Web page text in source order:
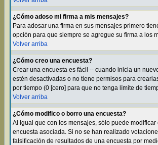
¿Cómo adoso mi firma a mis mensajes?
Para adosar una firma en sus mensajes primero
opción para que siempre se agregue su firma a los
Volver arriba
¿Cómo creo una encuesta?
Crear una encuesta es fácil -- cuando inicia un
estén desactivadas o no tiene permisos para
por tiempo (0 [cero] para que no tenga límite de
Volver arriba
¿Cómo modifico o borro una encuesta?
Al igual que con los mensajes, sólo puede
encuesta asociada. Si no se han realizado
falsificación de resultados de una encuesta por